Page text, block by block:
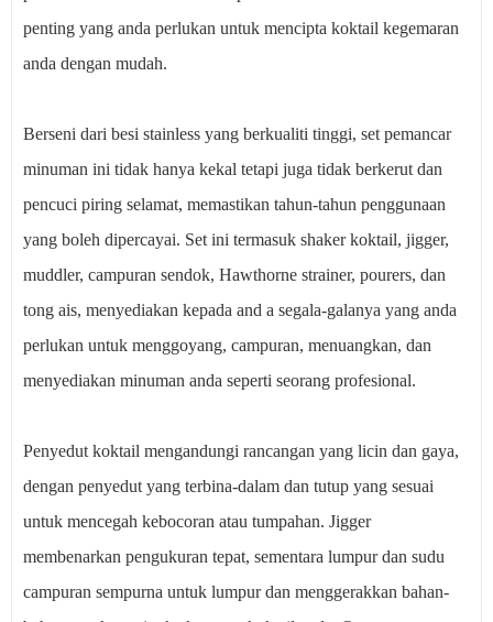
penting yang anda perlukan untuk mencipta koktail kegemaran
anda dengan mudah.
Berseni dari besi stainless yang berkualiti tinggi, set pemancar
minuman ini tidak hanya kekal tetapi juga tidak berkerut dan
pencuci piring selamat, memastikan tahun-tahun penggunaan
yang boleh dipercayai. Set ini termasuk shaker koktail, jigger,
muddler, campuran sendok, Hawthorne strainer, pourers, dan
tong ais, menyediakan kepada and a segala-galanya yang anda
perlukan untuk menggoyang, campuran, menuangkan, dan
menyediakan minuman anda seperti seorang profesional.
Penyedut koktail mengandungi rancangan yang licin dan gaya,
dengan penyedut yang terbina-dalam dan tutup yang sesuai
untuk mencegah kebocoran atau tumpahan. Jigger
membenarkan pengukuran tepat, sementara lumpur dan sudu
campuran sempurna untuk lumpur dan menggerakkan bahan-